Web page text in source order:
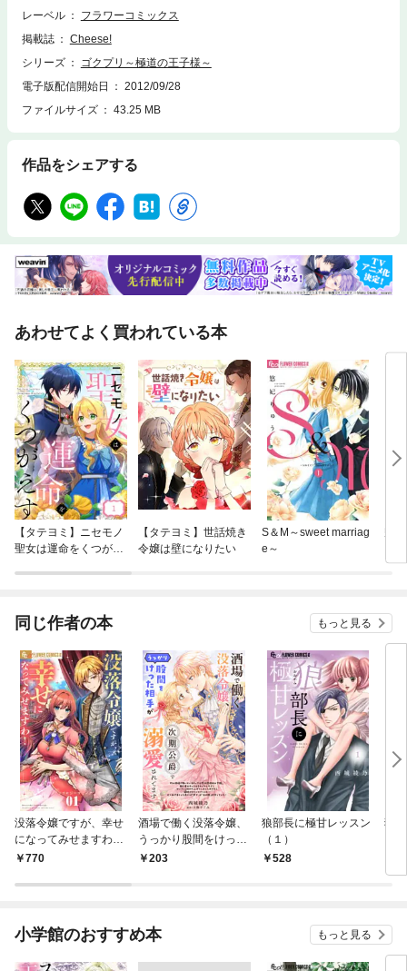
レーベル
フラワーコミックス
掲載誌
Cheese!
シリーズ
ゴクプリ～極道の王子様～
電子版配信開始日
2012/09/28
ファイルサイズ
43.25 MB
作品をシェアする
あわせてよく買われている本
【タテヨミ】ニセモノ
聖女は運命をくつがえ
【タテヨミ】世話焼き
令嬢は壁になりたい
S＆M～sweet marriag
e～
家
同じ作者の本 もっと見る
没落令嬢ですが、幸せ
になってみせますわ！
アンソロジー（１）
770
酒場で働く没落令嬢、
うっかり股間をけった
相手が次期公爵で溺愛
203
狼部長に極甘レッスン
（１）
528
狼
小学館のおすすめ本 もっと見る